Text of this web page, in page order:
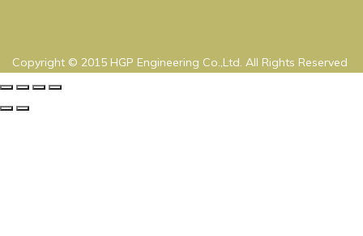
Copyright © 2015 HGP Engineering Co.,Ltd. All Rights Reserved